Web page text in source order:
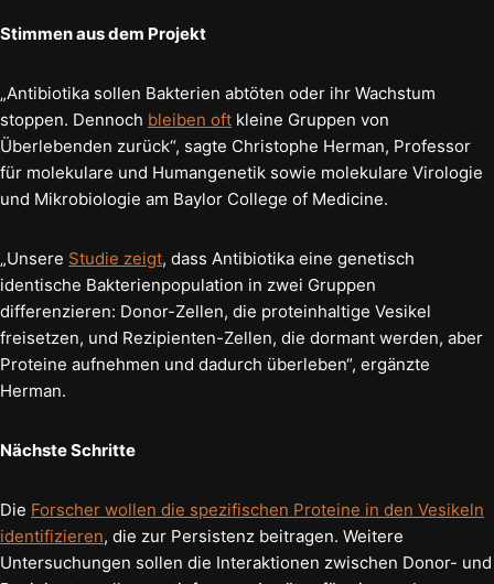
Stimmen aus dem Projekt
„Antibiotika sollen Bakterien abtöten oder ihr Wachstum
stoppen. Dennoch bleiben oft kleine Gruppen von
Überlebenden zurück“, sagte Christophe Herman, Professor
für molekulare und Humangenetik sowie molekulare Virologie
und Mikrobiologie am Baylor College of Medicine.
„Unsere Studie zeigt, dass Antibiotika eine genetisch
identische Bakterienpopulation in zwei Gruppen
differenzieren: Donor-Zellen, die proteinhaltige Vesikel
freisetzen, und Rezipienten-Zellen, die dormant werden, aber
Proteine aufnehmen und dadurch überleben“, ergänzte
Herman.
Nächste Schritte
Die Forscher wollen die spezifischen Proteine in den Vesikeln
identifizieren, die zur Persistenz beitragen. Weitere
Untersuchungen sollen die Interaktionen zwischen Donor- und